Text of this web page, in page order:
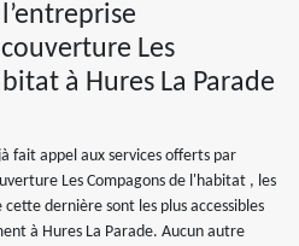
Les
à Hures La Parade
fait appel aux services offerts par
Les Compagons de l'habitat , les
dernière sont les plus accessibles
à Hures La Parade. Aucun autre